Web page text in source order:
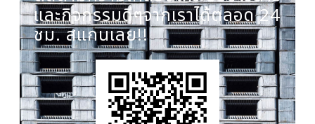
และกิจกรรมดีๆจากเราได้ตลอด 24
ชม. สแกนเลย!!